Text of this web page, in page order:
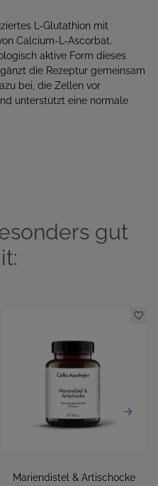
L-Glutathion mit
Calcium-L-Ascorbat.
aktive Form dieses
die Rezeptur gemeinsam
bei, die Zellen vor
unterstützt eine normale
gut
Mariendistel & Artischocke